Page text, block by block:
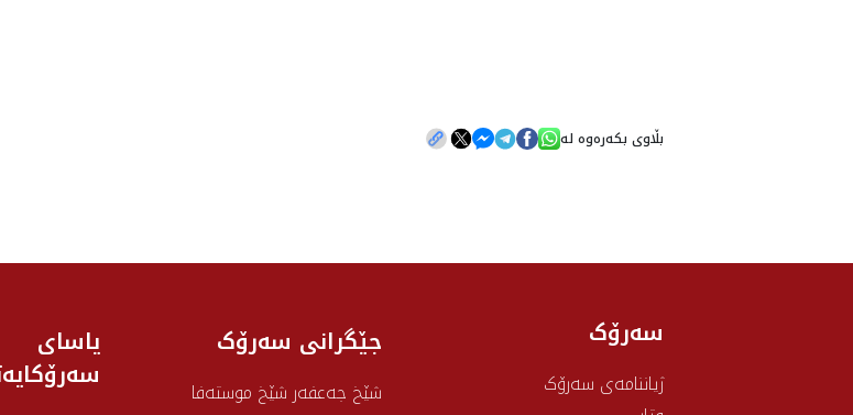
بڵاوی بکەرەوە لە
سەرۆک
ژیاننامەی سەرۆک
جێگرانی سه‌رۆک
شێخ جەعفەر شێخ موستەفا
یاسای